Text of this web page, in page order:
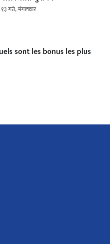
१३ गते, मंगलवार
sont les bonus les plus